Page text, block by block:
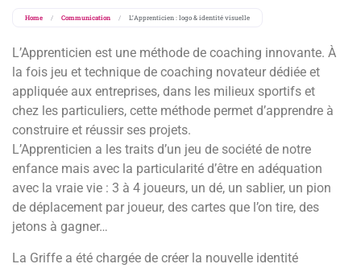
Home / Communication / L’Apprenticien : logo & identité visuelle
L’Apprenticien est une méthode de coaching innovante. À
la fois jeu et technique de coaching novateur dédiée et
appliquée aux entreprises, dans les milieux sportifs et
chez les particuliers, cette méthode permet d’apprendre à
construire et réussir ses projets.
L’Apprenticien a les traits d’un jeu de société de notre
enfance mais avec la particularité d’être en adéquation
avec la vraie vie : 3 à 4 joueurs, un dé, un sablier, un pion
de déplacement par joueur, des cartes que l’on tire, des
jetons à gagner…
La Griffe a été chargée de créer la nouvelle identité